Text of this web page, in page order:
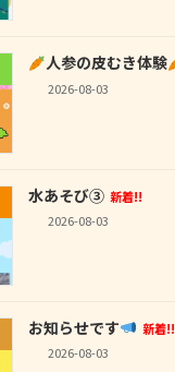
人参の皮むき体験
2026-08-03
水あそび③ 新着!!
2026-08-03
お知らせです
新着!!
2026-08-03